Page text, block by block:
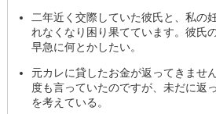
二年近く交際していた彼氏と、私の
れなくなり困り果てています。彼氏
早急に何とかしたい。
元カレに貸したお金が返ってきませ
度も言っていたのですが、未だに返
を考えている。